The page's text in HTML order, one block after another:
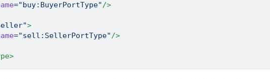
="buy:BuyerPortType"/>
">
="sell:SellerPortType"/>
>